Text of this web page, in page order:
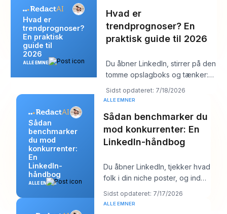
Hvad er
trendprognoser?
En praktisk
guide til
2026
ALLE EMNER
Hvad er
trendprognoser? En
praktisk guide til 2026
Du åbner LinkedIn, stirrer på den
tomme opslagboks og tænker:
“Hvad går min målgruppe
egentlig op i
Sidst opdateret: 7/18/2026
Sådan
benchmarker
du mod
konkurrenter:
En
LinkedIn-
håndbog
ALLE EMNER
ALLE EMNER
Sådan benchmarker du
mod konkurrenter: En
LinkedIn-håndbog
Du åbner LinkedIn, tjekker hvad
folk i din niche poster, og inden
for ti minutter har du en rodet
me
Sidst opdateret: 7/17/2026
ALLE EMNER